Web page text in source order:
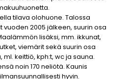
tilava olohuone. Talossa
2005 jälkeen, suurin osa
lisäksi, mm. ikkunat,
viemärit sekä suurin osa
keittiö, kph:t, wc ja sauna.
noin 170 neliötä. Kaunis
hyvin.